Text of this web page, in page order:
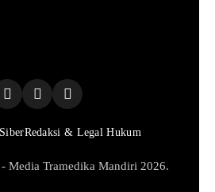
Redaksi & Legal Hukum
Media Tramedika Mandiri 2026.